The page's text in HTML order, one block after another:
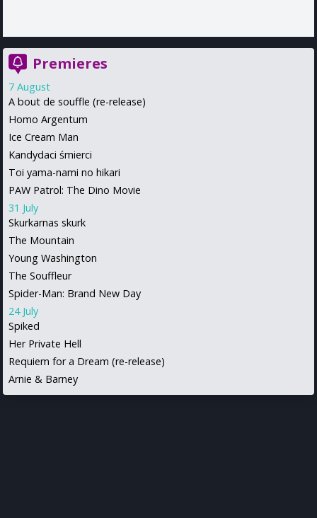
Premieres
7 August
A bout de souffle (re-release)
Homo Argentum
Ice Cream Man
Kandydaci śmierci
Toi yama-nami no hikari
PAW Patrol: The Dino Movie
31 July
Skurkarnas skurk
The Mountain
Young Washington
The Souffleur
Spider-Man: Brand New Day
24 July
Spiked
Her Private Hell
Requiem for a Dream (re-release)
Arnie & Barney